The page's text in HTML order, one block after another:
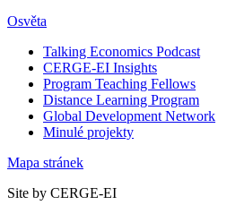
Osvěta
Talking Economics Podcast
CERGE-EI Insights
Program Teaching Fellows
Distance Learning Program
Global Development Network
Minulé projekty
Mapa stránek
Site by CERGE-EI